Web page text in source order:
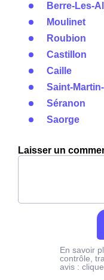
Berre-Les-
Moulinet
Roubion
Castillon
Caille
Saint-
Séranon
Saorge
Laisser un
En savoir
contrôle,
avis :